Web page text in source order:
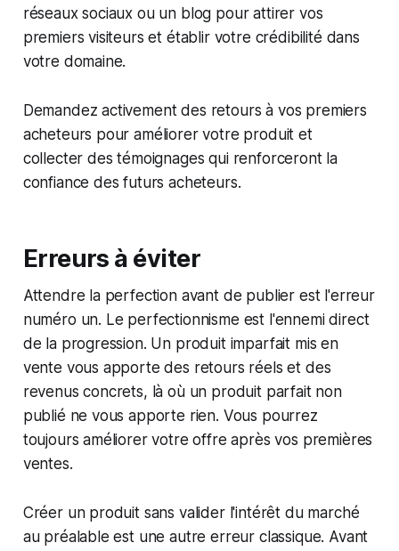
réseaux sociaux ou un blog pour attirer vos
premiers visiteurs et établir votre crédibilité dans
votre domaine.
Demandez activement des retours à vos premiers
acheteurs pour améliorer votre produit et
collecter des témoignages qui renforceront la
confiance des futurs acheteurs.
Erreurs à éviter
Attendre la perfection avant de publier est l'erreur
numéro un. Le perfectionnisme est l'ennemi direct
de la progression. Un produit imparfait mis en
vente vous apporte des retours réels et des
revenus concrets, là où un produit parfait non
publié ne vous apporte rien. Vous pourrez
toujours améliorer votre offre après vos premières
ventes.
Créer un produit sans valider l'intérêt du marché
au préalable est une autre erreur classique. Avant